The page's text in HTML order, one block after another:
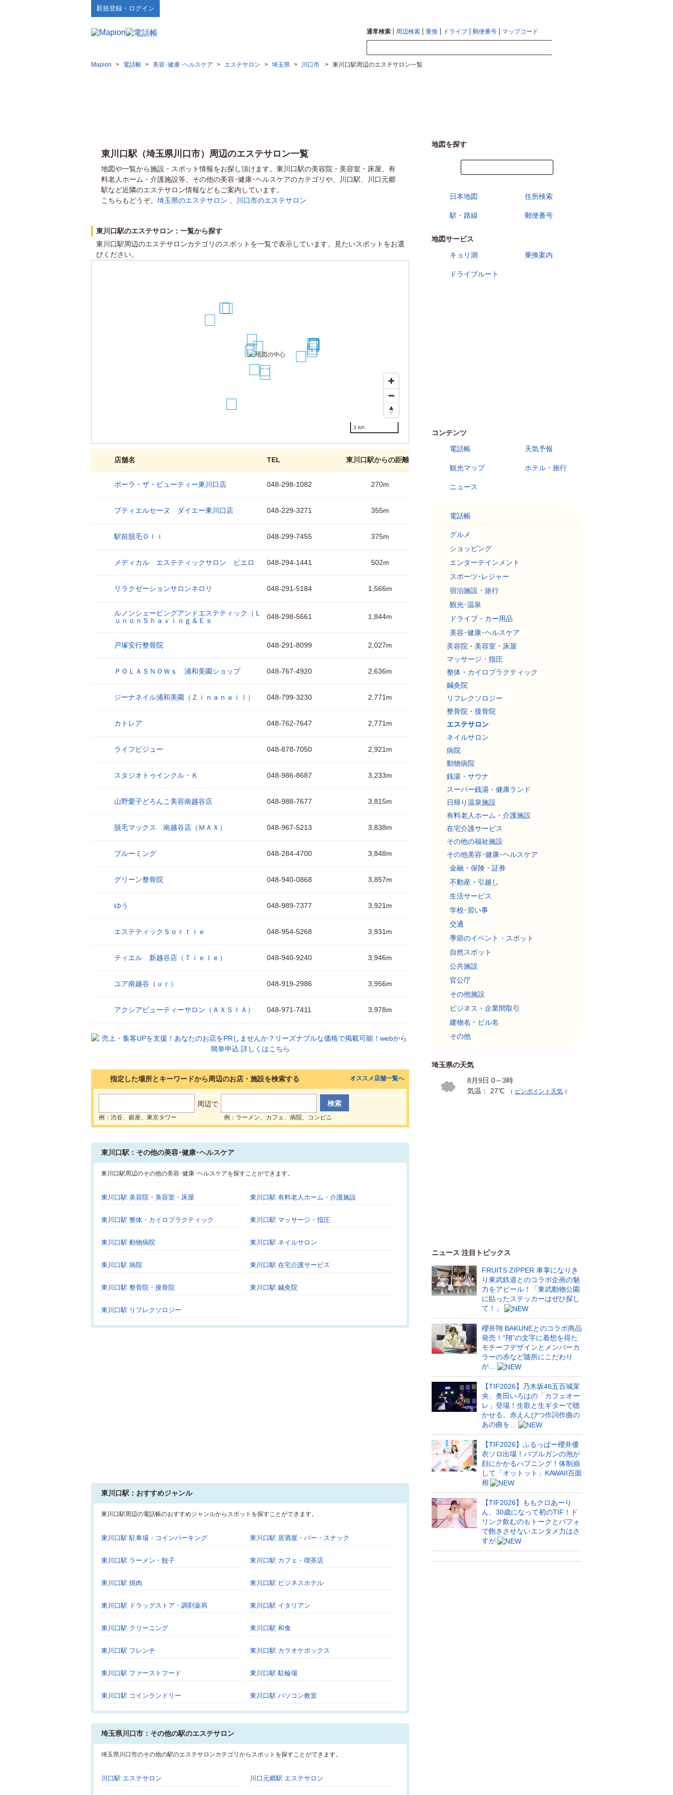
新規登録・ログイン
通常検索 周辺検索 乗換 ドライブ 郵便番号 マップコード
Mapion > 電話帳 > 美容･健康･ヘルスケア > エステサロン > 埼玉県 > 川口市 > 東川口駅周辺のエステサロン一覧
東川口駅（埼玉県川口市）周辺のエステサロン一覧
地図や一覧から施設・スポット情報をお探し頂けます。東川口駅の美容院・美容室・床屋、有
料老人ホーム・介護施設等、その他の美容･健康･ヘルスケアのカテゴリや、川口駅、川口元郷
駅など近隣のエステサロン情報などもご案内しています。
こちらもどうぞ。 埼玉県のエステサロン 川口市のエステサロン
東川口駅のエステサロン：一覧から探す
東川口駅周辺のエステサロンカテゴリのスポットを一覧で表示しています。見たいスポットをお選
びください。
1
2
3 4
6
7
8
13
14
16
17
18
19
20
21
3 km
店舗名 TEL 東川口駅からの距離
ポーラ・ザ・ビューティー東川口店 048-298-1082 270m
プティエルセーヌ ダイエー東川口店 048-229-3271 355m
駅前脱毛Ｏｌｉ 048-299-7455 375m
メディカル エステティックサロン ピエロ 048-294-1441 502m
リラクゼーションサロンネロリ 048-291-5184 1,566m
ルノンシェービングアンドエステティック（Ｌ
ｕｎｏｎＳｈａｖｉｎｇ＆Ｅｓ
048-298-5661 1,844m
戸塚安行整骨院 048-291-8099 2,027m
ＰＯＬＡＳＮＯＷｓ 浦和美園ショップ 048-767-4920 2,636m
ジーナネイル浦和美園（Ｚｉｎａｎａｉｌ） 048-799-3230 2,771m
カトレア 048-762-7647 2,771m
ライフビジュー 048-878-7050 2,921m
スタジオトゥインクル・Ｋ 048-986-8687 3,233m
山野愛子どろんこ美容南越谷店 048-988-7677 3,815m
脱毛マックス 南越谷店（ＭＡＸ） 048-967-5213 3,838m
ブルーミング 048-284-4700 3,848m
グリーン整骨院 048-940-0868 3,857m
ゆう 048-989-7377 3,921m
エステティックＳｏｒｔｉｅ 048-954-5268 3,931m
ティエル 新越谷店（Ｔｉｅｌｅ） 048-940-9240 3,946m
ユア南越谷（ｕｒ） 048-919-2986 3,956m
アクシアビューティーサロン（ＡＸＳＩＡ） 048-971-7411 3,978m
指定した場所とキーワードから周辺のお店・施設を検索する
周辺で
例：渋谷、銀座、東京タワー 例：ラーメン、カフェ、病院、コンビニ
オススメ店舗一覧へ
東川口駅：その他の美容･健康･ヘルスケア
東川口駅周辺のその他の美容･健康･ヘルスケアを探すことができます。
東川口駅 美容院・美容室・床屋 東川口駅 有料老人ホーム・介護施設
東川口駅 整体・カイロプラクティック 東川口駅 マッサージ・指圧
東川口駅 動物病院 東川口駅 ネイルサロン
東川口駅 病院 東川口駅 在宅介護サービス
東川口駅 整骨院・接骨院 東川口駅 鍼灸院
東川口駅 リフレクソロジー
東川口駅：おすすめジャンル
東川口駅周辺の電話帳のおすすめジャンルからスポットを探すことができます。
東川口駅 駐車場・コインパーキング 東川口駅 居酒屋・バー・スナック
東川口駅 ラーメン・餃子 東川口駅 カフェ・喫茶店
東川口駅 焼肉 東川口駅 ビジネスホテル
東川口駅 ドラッグストア・調剤薬局 東川口駅 イタリアン
東川口駅 クリーニング 東川口駅 和食
東川口駅 フレンチ 東川口駅 カラオケボックス
東川口駅 ファーストフード 東川口駅 駐輪場
東川口駅 コインランドリー 東川口駅 パソコン教室
埼玉県川口市：その他の駅のエステサロン
埼玉県川口市のその他の駅のエステサロンカテゴリからスポットを探すことができます。
川口駅 エステサロン 川口元郷駅 エステサロン
地図を探す
日本地図 住所検索
駅・路線 郵便番号
地図サービス
キョリ測
乗換案内
ドライブルート
コンテンツ
電話帳
天気予報
観光マップ ホテル・旅行
ニュース
電話帳
グルメ
ショッピング
エンターテインメント
スポーツ･レジャー
宿泊施設・旅行
観光･温泉
ドライブ・カー用品
美容･健康･ヘルスケア
美容院・美容室・床屋
マッサージ・指圧
整体・カイロプラクティック
鍼灸院
リフレクソロジー
整骨院・接骨院
エステサロン
ネイルサロン
病院
動物病院
銭湯・サウナ
スーパー銭湯・健康ランド
日帰り温泉施設
有料老人ホーム・介護施設
在宅介護サービス
その他の福祉施設
その他美容･健康･ヘルスケア
金融・保険・証券
不動産・引越し
生活サービス
学校･習い事
交通
季節のイベント・スポット
自然スポット
公共施設
官公庁
その他施設
ビジネス・企業間取引
建物名・ビル名
その他
埼玉県の天気
8月9日 0～3時
気温： 27℃
（ ピンポイント天気 ）
ニュース 注目トピックス
FRUITS ZIPPER 車掌になりき
り東武鉄道とのコラボ企画の魅
力をアピール！「東武動物公園
に貼ったステッカーはぜひ探し
て！」
櫻井翔 BAKUNEとのコラボ商品
発売！“翔”の文字に着想を得た
モチーフデザインとメンバーカ
ラーの赤など随所にこだわり
が…
【TIF2026】乃木坂46五百城茉
央、奥田いろはの「カフェオー
レ」登場！生歌と生ギターで聴
かせる。赤えんぴつ作詞作曲の
あの曲を…
【TIF2026】ふるっぱー櫻井優
衣ソロ出場！バブルガンの泡が
顔にかかるハプニング！体制崩
して「オットット」KAWAII百面
相
【TIF2026】ももクロあーり
ん、30歳になって初のTIF！ド
リンク飲むのもトークとパフォ
で飽きさせないエンタメ力はさ
すが